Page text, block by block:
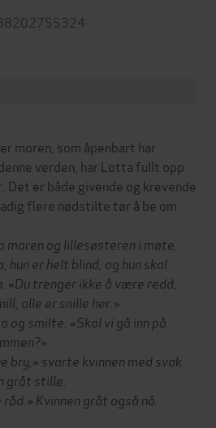
moren, som åpenbart har
verden, har Lotta fullt opp
er både givende og krevende
flere nødstilte tør å be om
moren og lillesøsteren i møte.
er helt blind, og hun skal
«Du trenger ikke å være redd,
alle er snille her.»
og smilte. «Skal vi gå inn på
bry,» svarte kvinnen med svak
gråt stille.
Kvinnen gråt også nå.